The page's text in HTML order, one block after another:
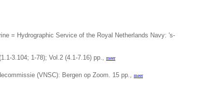
= Hydrographic Service of the Royal Netherlands Navy: 's-
3.104; 1-78); Vol.2 (4.1-7.16) pp., meer
(VNSC): Bergen op Zoom. 15 pp., meer